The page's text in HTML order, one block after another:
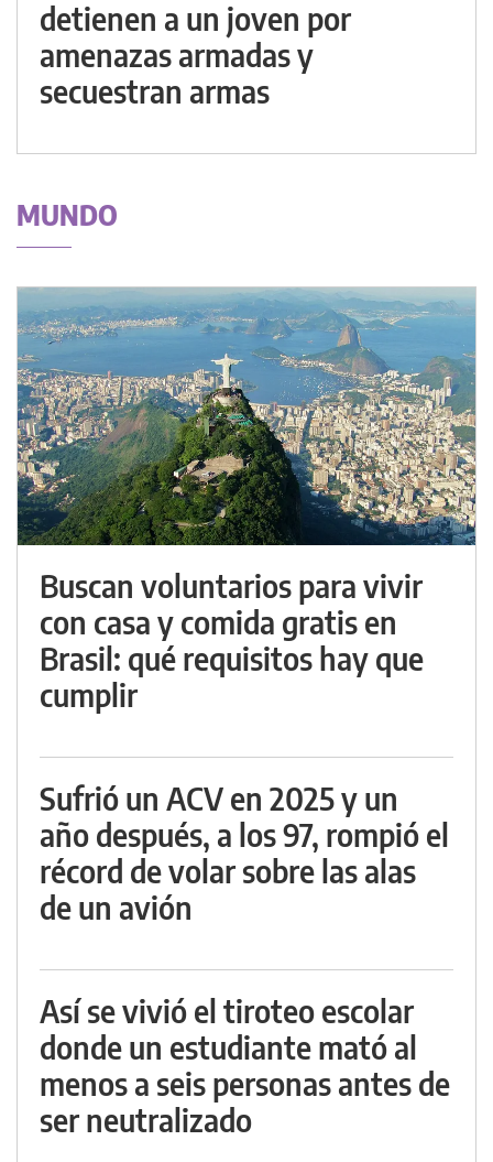
detienen a un joven por
amenazas armadas y
secuestran armas
MUNDO
Buscan voluntarios para vivir
con casa y comida gratis en
Brasil: qué requisitos hay que
cumplir
Sufrió un ACV en 2025 y un
año después, a los 97, rompió el
récord de volar sobre las alas
de un avión
Así se vivió el tiroteo escolar
donde un estudiante mató al
menos a seis personas antes de
ser neutralizado